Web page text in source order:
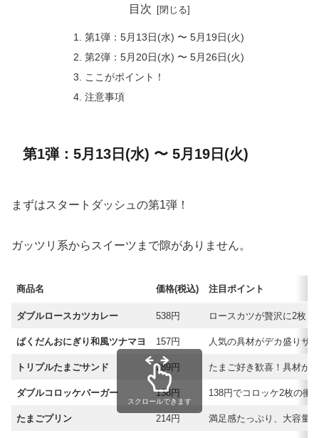
目次
第1弾：5月13日(水) 〜 5月19日(火)
第2弾：5月20日(水) 〜 5月26日(火)
ここがポイント！
注意事項
第1弾：5月13日(水) 〜 5月19日(火)
まずはスタートダッシュの第1弾！
ガッツリ系からスイーツまで隙がありません。
商品名 価格(税込) 注目ポイント
ダブルロースカツカレー 538円 ロースカツが贅沢に2枚
ばくだんおにぎり和風ツナマヨ 157円 人気の具材がデカ盛りサ
トリプルたまごサンド 289円 たまご好き歓喜！具材が
ダブルコロッケバーガー 138円 138円でコロッケ2枚の衝
たまごプリン 214円 満足感たっぷり、大容量
スクロールできます